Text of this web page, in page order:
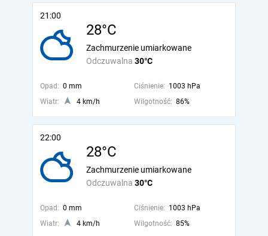
21:00
28°C
Odczuwalna 30°C
Zachmurzenie umiarkowane
Opad: 0 mm Ciśnienie: 1003 hPa
Wiatr:
4 km/h Wilgotność: 86%
22:00
28°C
Odczuwalna 30°C
Zachmurzenie umiarkowane
Opad: 0 mm Ciśnienie: 1003 hPa
Wiatr:
4 km/h Wilgotność: 85%